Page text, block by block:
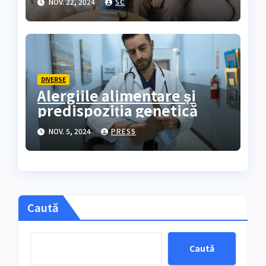
DIVERSE
Alergiile alimentare și
predispoziția genetică
NOV. 5, 2024 PRESS
Caută
Caută